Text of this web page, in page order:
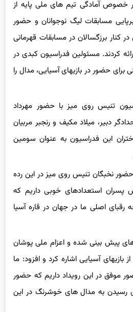
خصوص آمادگی تیم های ملی پایه از
برپایی مسابقات لیگ نوجوانان و حضور
کنار برزگسالان در مسابقات قهرمانی
کردند. مسئولین فدراسیون کبدی در
حضور در بازیهای آسیایی، مدال را
تنیس روی میز با حضور مهرداد
دبیر، میلاد مکیف و رنجبر مربیان
این فدراسیون به عنوان سومین
حضور نخبگان تنیس روی میز در این رده
استعدادهای خوبی داریم که
رقبای اصلی ما در جهان در قاره آسیا
پیش بینی شده و اعزام ملی پوشان
آسیایی اشاره کرد و افزود: ما
موفق در این رویداد داریم که حضور
رسیدن به مدال های خوشرنگ در این